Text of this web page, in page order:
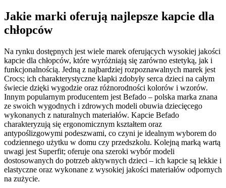
Jakie marki oferują najlepsze kapcie dla
chłopców
Na rynku dostępnych jest wiele marek oferujących wysokiej jakości
kapcie dla chłopców, które wyróżniają się zarówno estetyką, jak i
funkcjonalnością. Jedną z najbardziej rozpoznawalnych marek jest
Crocs; ich charakterystyczne klapki zdobyły serca dzieci na całym
świecie dzięki wygodzie oraz różnorodności kolorów i wzorów.
Innym popularnym producentem jest Befado – polska marka znana
ze swoich wygodnych i zdrowych modeli obuwia dziecięcego
wykonanych z naturalnych materiałów. Kapcie Befado
charakteryzują się ergonomicznym kształtem oraz
antypoślizgowymi podeszwami, co czyni je idealnym wyborem do
codziennego użytku w domu czy przedszkolu. Kolejną marką wartą
uwagi jest Superfit; oferuje ona szeroki wybór modeli
dostosowanych do potrzeb aktywnych dzieci – ich kapcie są lekkie i
elastyczne oraz wykonane z wysokiej jakości materiałów odpornych
na zużycie.